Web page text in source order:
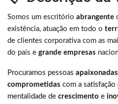
Somos um escritório abrangente
existência, atuação em todo o
de clientes corporativa com as
do país e grande empresas
Procuramos pessoas apaixonadas
comprometidas com a
mentalidade de crescimento e